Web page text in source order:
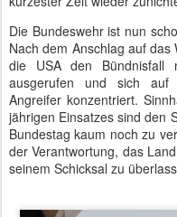
Die Bundeswehr ist nun
Nach dem Anschlag auf
die USA den Bündnisfall
ausgerufen und sich auf
Angreifer konzentriert.
jährigen Einsatzes sind den
Bundestag kaum noch zu
der Verantwortung, das
seinem Schicksal zu